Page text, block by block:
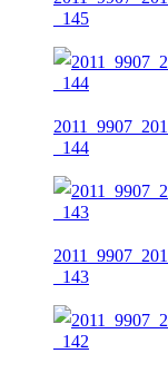
_145
_144
_143